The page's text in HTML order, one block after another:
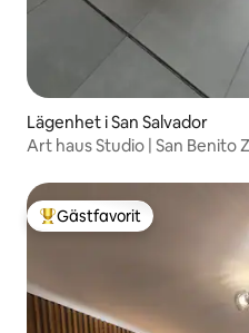
Lägenhet i San Salvador
Art haus Studio | San Benito
Populär gästfavorit
Gästfavorit